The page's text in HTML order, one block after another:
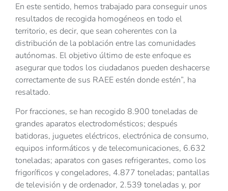
En este sentido, hemos trabajado para conseguir unos
resultados de recogida homogéneos en todo el
territorio, es decir, que sean coherentes con la
distribución de la población entre las comunidades
autónomas. El objetivo último de este enfoque es
asegurar que todos los ciudadanos pueden deshacerse
correctamente de sus RAEE estén donde estén”, ha
resaltado.
Por fracciones, se han recogido 8.900 toneladas de
grandes aparatos electrodomésticos; después
batidoras, juguetes eléctricos, electrónica de consumo,
equipos informáticos y de telecomunicaciones, 6.632
toneladas; aparatos con gases refrigerantes, como los
frigoríficos y congeladores, 4.877 toneladas; pantallas
de televisión y de ordenador, 2.539 toneladas y, por